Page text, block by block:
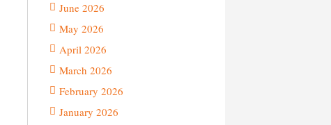
June 2026
May 2026
April 2026
March 2026
February 2026
January 2026